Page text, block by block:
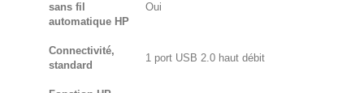
sans fil
automatique HP
Oui
Connectivité,
standard
1 port USB 2.0 haut débit